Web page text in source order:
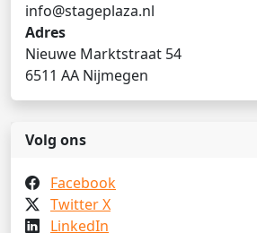
info@stageplaza.nl
Adres
Nieuwe Marktstraat 54
6511 AA Nijmegen
Volg ons
Facebook
Twitter X
LinkedIn